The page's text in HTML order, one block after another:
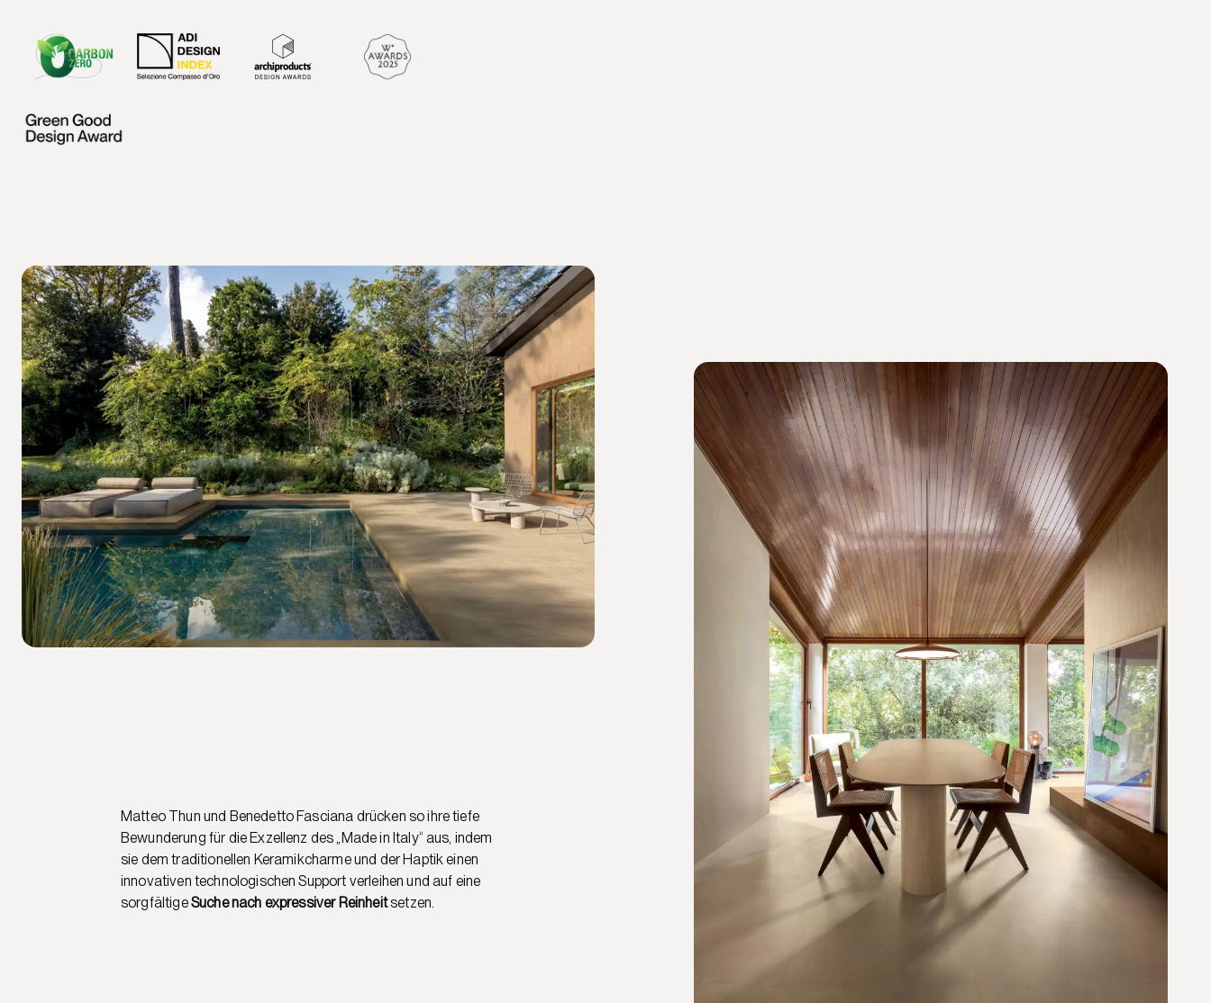
Matteo Thun und Benedetto Fasciana drücken so ihre tiefe
Bewunderung für die Exzellenz des „Made in Italy“ aus, indem
sie dem traditionellen Keramikcharme und der Haptik einen
innovativen technologischen Support verleihen und auf eine
sorgfältigeSuche nach expressiver Reinheitsetzen.